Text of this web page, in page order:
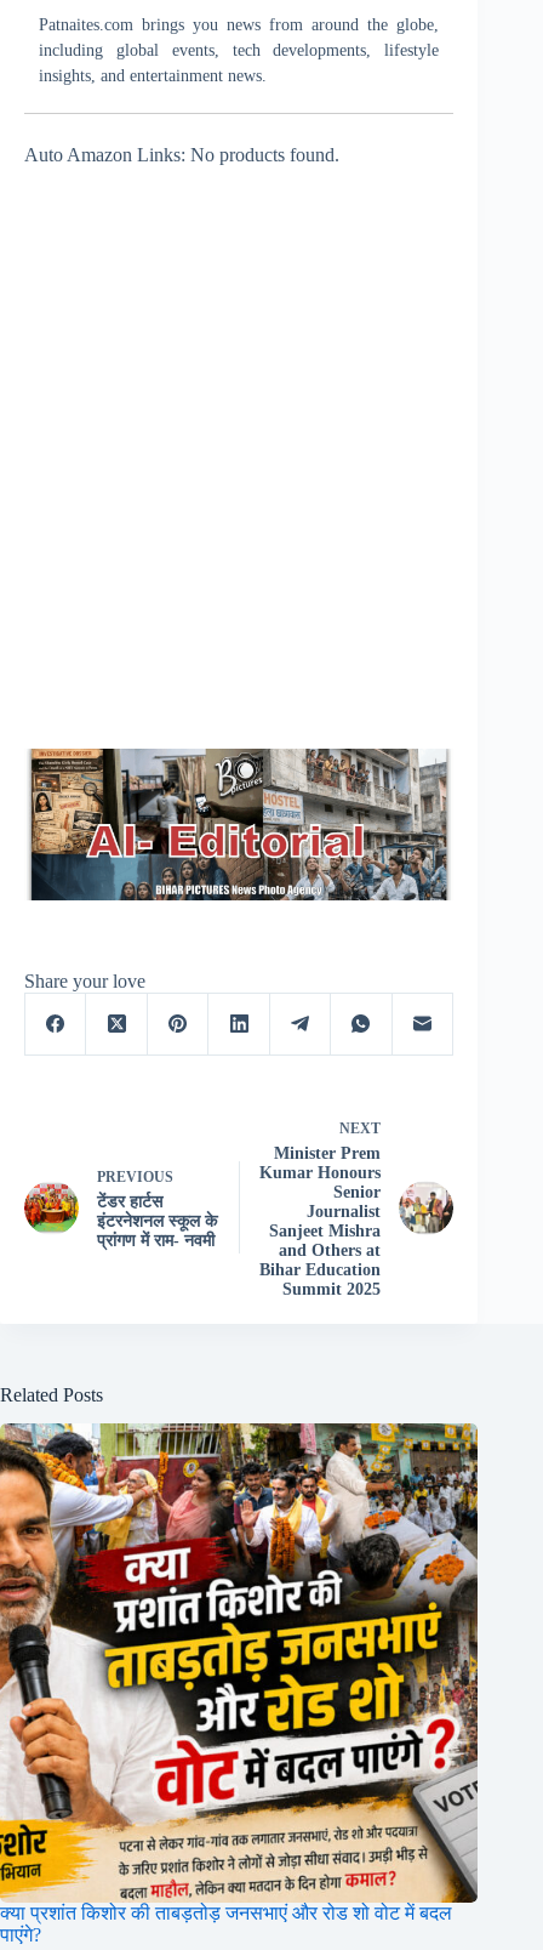
Patnaites.com brings you news from around the globe,
including global events, tech developments, lifestyle
insights, and entertainment news.
Auto Amazon Links: No products found.
Share your love
PREVIOUS
टेंडर हार्टस
इंटरनेशनल स्कूल के
प्रांगण में राम- नवमी
NEXT
Minister Prem
Kumar Honours
Senior
Journalist
Sanjeet Mishra
and Others at
Bihar Education
Summit 2025
Related Posts
क्या प्रशांत किशोर की ताबड़तोड़ जनसभाएं और रोड शो वोट में बदल
पाएंगे?